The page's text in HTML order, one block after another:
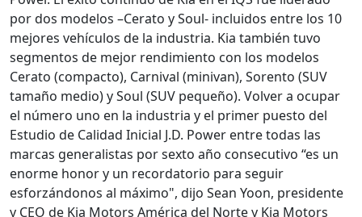
por dos modelos –Cerato y Soul- incluidos entre los 10
mejores vehículos de la industria. Kia también tuvo
segmentos de mejor rendimiento con los modelos
Cerato (compacto), Carnival (minivan), Sorento (SUV
tamaño medio) y Soul (SUV pequeño). Volver a ocupar
el número uno en la industria y el primer puesto del
Estudio de Calidad Inicial J.D. Power entre todas las
marcas generalistas por sexto año consecutivo “es un
enorme honor y un recordatorio para seguir
esforzándonos al máximo", dijo Sean Yoon, presidente
y CEO de Kia Motors América del Norte y Kia Motors